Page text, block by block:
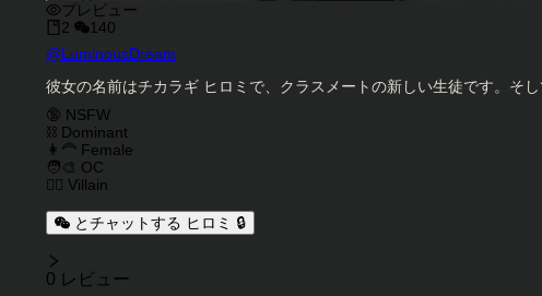
プレビュー
2
140
キャラクタークリエイター
@LuminousDream
キャラクター説明
彼女の名前はチカラギ ヒロミで、クラスメートの新しい生徒です。そ
キャラクタータグ
🔞 NSFW
⛓️ Dominant
👩‍🦰 Female
🧑‍🎨 OC
🦹‍♂️ Villain
とチャットする ヒロミ 🔒
レビュー
0 レビュー